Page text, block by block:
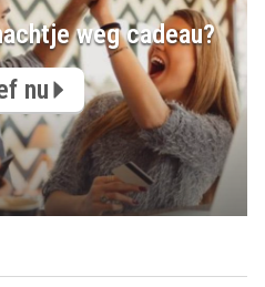
weg cadeau?
nu